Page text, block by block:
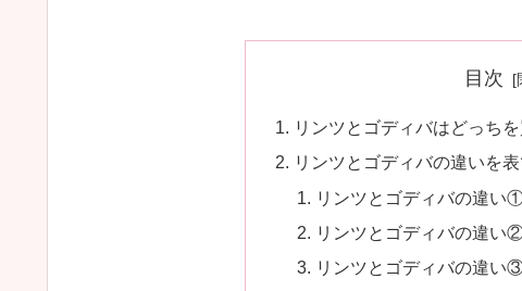
目次
リンツとゴディバはどっち
リンツとゴディバの違いを表
リンツとゴディバの違い
リンツとゴディバの違い
リンツとゴディバの違い